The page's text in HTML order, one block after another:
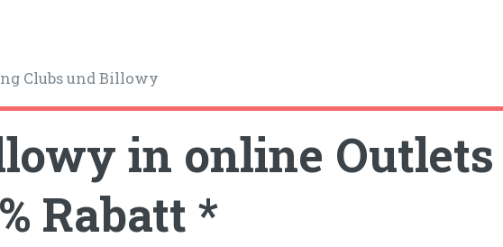
Clubs und Billowy
in online
Rabatt *